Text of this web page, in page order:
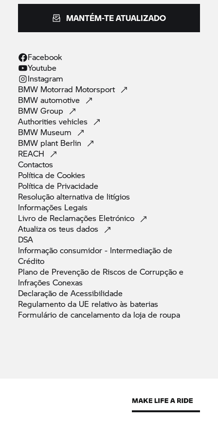
MANTÉM-TE ATUALIZADO
Facebook
Youtube
Instagram
BMW Motorrad Motorsport
BMWautomotive
BMWGroup
Authoritiesvehicles
BMW Museum
BMW plant Berlin
REACH
Contactos
Política deCookies
Política de Privacidade
Resolução alternativa de litígios
Informações Legais
Livro de Reclamações Eletrónico
Atualiza os teusdados
DSA
Informação consumidor - Intermediação de
Crédito
Plano de Prevenção de Riscos de Corrupção e
InfraçõesConexas
Declaração deAcessibilidade
Regulamento da UE relativo às baterias
Formulário de cancelamento da loja de roupa